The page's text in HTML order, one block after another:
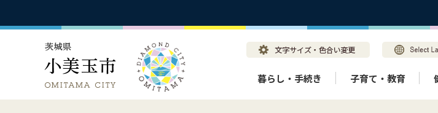
暮らし・手続き 子育て・教育